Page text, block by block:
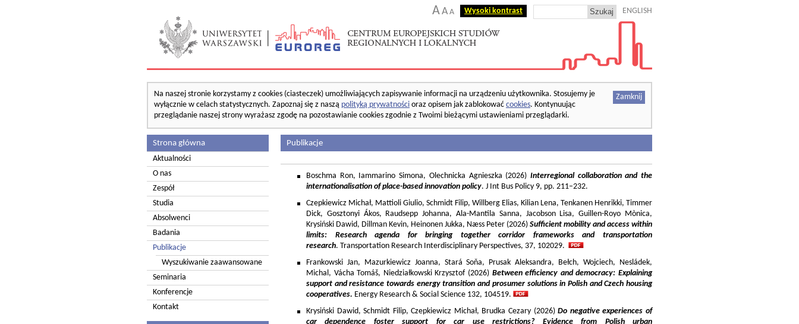
AA A Wysoki kontrast ENGLISH
Zamknij
Na naszej stronie korzystamy z cookies (ciasteczek) umożliwiających zapisywanie informacji na urządzeniu użytkownika. Stosujemy je
wyłącznie w celach statystycznych. Zapoznaj się z naszą polityką prywatności oraz opisem jak zablokować cookies. Kontynuując
przeglądanie naszej strony wyrażasz zgodę na pozostawianie cookies zgodnie z Twoimi bieżącymi ustawieniami przeglądarki.
Strona główna
Aktualności
O nas
Zespół
Studia
Absolwenci
Badania
Publikacje
Wyszukiwanie zaawansowane
Seminaria
Konferencje
Kontakt
Publikacje
Boschma Ron, Iammarino Simona, Olechnicka Agnieszka (2026) Interregional collaboration and the
internationalisation of place-based innovation policy. J Int Bus Policy 9, pp. 211–232.
Czepkiewicz Michał, Mattioli Giulio, Schmidt Filip, Willberg Elias, Kilian Lena, Tenkanen Henrikki, Timmer
Dick, Gosztonyi Ákos, Raudsepp Johanna, Ala-Mantila Sanna, Jacobson Lisa, Guillen-Royo Mònica,
Krysiński Dawid, Dillman Kevin, Heinonen Jukka, Næss Peter (2026) Sufficient mobility and access within
limits: Research agenda for bringing together corridor frameworks and transportation
research. Transportation Research Interdisciplinary Perspectives, 37, 102029.
Frankowski Jan, Mazurkiewicz Joanna, Stará Soňa, Prusak Aleksandra, Bełch, Wojciech, Nesládek,
Michal, Vácha Tomáš, Niedziałkowski Krzysztof (2026) Between efficiency and democracy: Explaining
support and resistance towards energy transition and prosumer solutions in Polish and Czech housing
cooperatives. Energy Research & Social Science 132, 104519.
Krysiński Dawid, Schmidt Filip, Czepkiewicz Michał, Brudka Cezary (2026)Do negative experiences of
car dependence foster support for car use restrictions? Evidence from Polish urban